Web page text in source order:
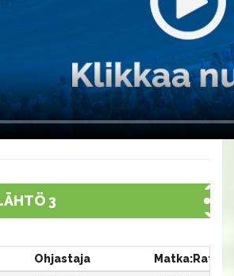
3
Ohjastaja Matka:Rata